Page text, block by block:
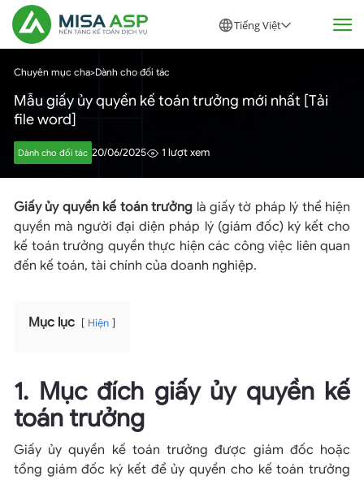
Tiếng Việt
Chuyên mục cha>Dành cho đối tác
Mẫu giấy ủy quyền kế toán trưởng mới nhất [Tải
file word]
Dành cho đối tác 20/06/2025 1 lượt xem
Giấy ủy quyền kế toán trưởng là giấy tờ pháp lý thể hiện
quyền mà người đại diện pháp lý (giám đốc) ký kết cho
kế toán trưởng quyền thực hiện các công việc liên quan
đến kế toán, tài chính của doanh nghiệp.
Mục lục Hiện
1. Mục đích giấy ủy quyền kế
toán trưởng
Giấy ủy quyền kế toán trưởng được giám đốc hoặc
tổng giám đốc ký kết để ủy quyền cho kế toán trưởng